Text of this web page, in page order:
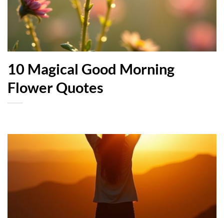
10 Magical Good Morning
Flower Quotes